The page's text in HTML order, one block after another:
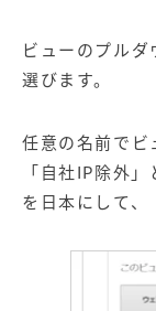
ビューのプル
選びます。
任意の名前でビ
「自社IP除外
を日本にして、